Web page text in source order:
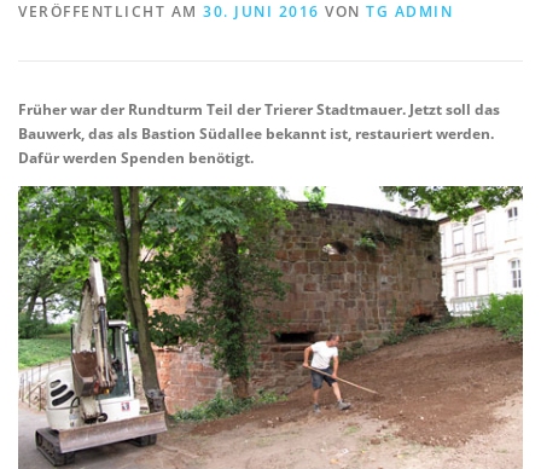
VERÖFFENTLICHT AM 30. JUNI 2016 VON TG ADMIN
Früher war der Rundturm Teil der Trierer Stadtmauer. Jetzt soll das
Bauwerk, das als Bastion Südallee bekannt ist, restauriert werden.
Dafür werden Spenden benötigt.